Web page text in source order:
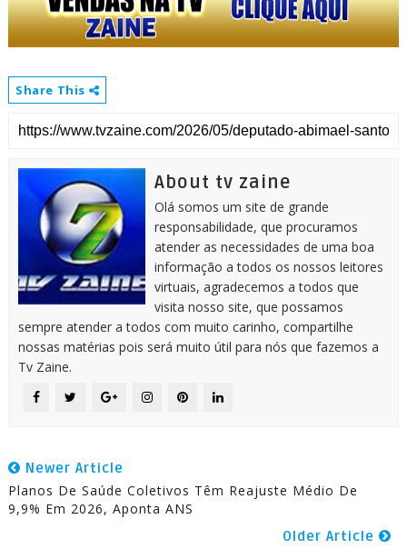
Share This
About tv zaine
Olá somos um site de grande
responsabilidade, que procuramos
atender as necessidades de uma boa
informação a todos os nossos leitores
virtuais, agradecemos a todos que
visita nosso site, que possamos
sempre atender a todos com muito carinho, compartilhe
nossas matérias pois será muito útil para nós que fazemos a
Tv Zaine.
Newer Article
Planos De Saúde Coletivos Têm Reajuste Médio De
9,9% Em 2026, Aponta ANS
Older Article